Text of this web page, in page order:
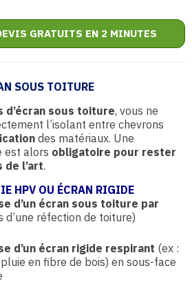
GRATUITS EN 2 MINUTES
SOUS TOITURE
d’écran sous toiture, vous ne
l’isolant entre chevrons
des matériaux. Une
est alors obligatoire pour rester
l’art.
HPV OU ÉCRAN RIGIDE
d’un écran sous toiture par
d’une réfection de toiture)
d’un écran rigide respirant (ex :
en fibre de bois) en sous-face